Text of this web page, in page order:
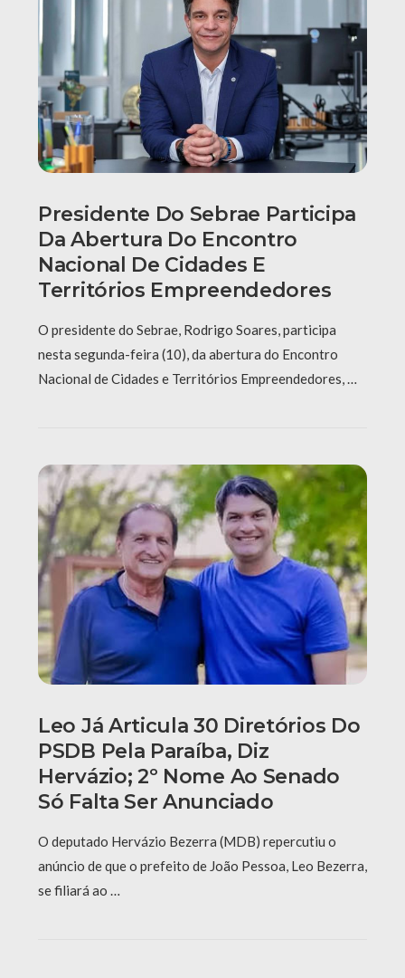
Presidente Do Sebrae Participa
Da Abertura Do Encontro
Nacional De Cidades E
Territórios Empreendedores
O presidente do Sebrae, Rodrigo Soares, participa
nesta segunda-feira (10), da abertura do Encontro
Nacional de Cidades e Territórios Empreendedores, …
Leo Já Articula 30 Diretórios Do
PSDB Pela Paraíba, Diz
Hervázio; 2º Nome Ao Senado
Só Falta Ser Anunciado
O deputado Hervázio Bezerra (MDB) repercutiu o
anúncio de que o prefeito de João Pessoa, Leo Bezerra,
se filiará ao …